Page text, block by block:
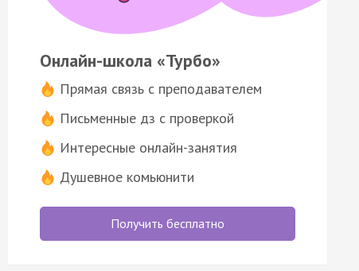
Онлайн-школа «Турбо»
Прямая связь с преподавателем
Письменные дз с проверкой
Интересные онлайн-занятия
Душевное комьюнити
Получить бесплатно